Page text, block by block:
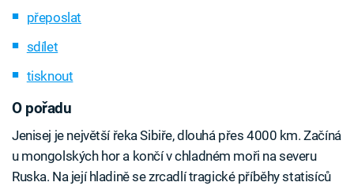
přeposlat
sdílet
tisknout
O pořadu
Jenisej je největší řeka Sibiře, dlouhá přes 4000 km. Začíná
u mongolských hor a končí v chladném moři na severu
Ruska. Na její hladině se zrcadlí tragické příběhy statisíců